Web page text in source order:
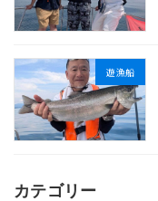
遊漁船
カテゴリー